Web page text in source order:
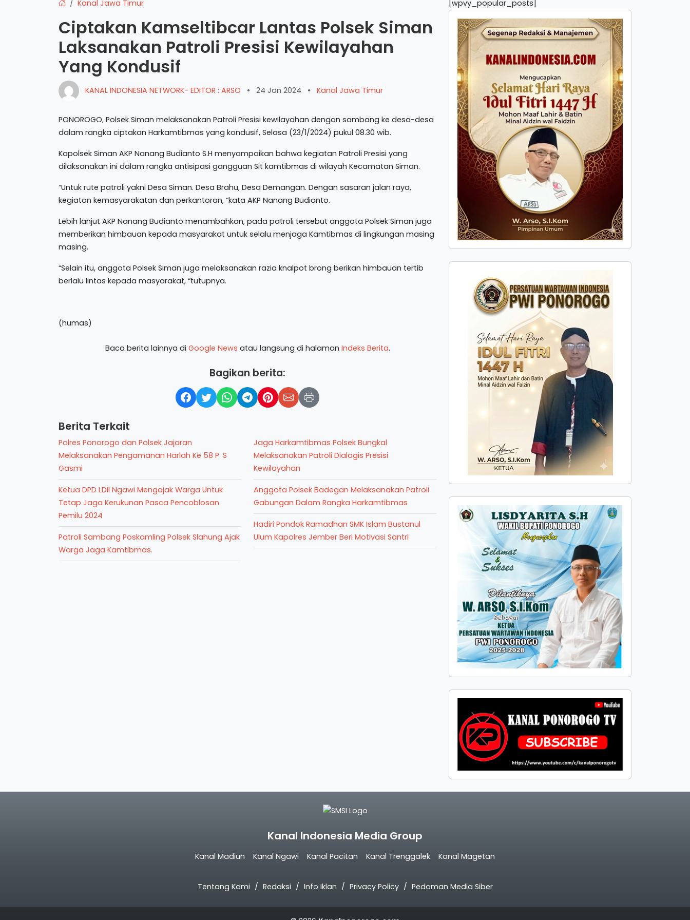
Kanal Jawa Timur
Ciptakan Kamseltibcar Lantas Polsek Siman
Laksanakan Patroli Presisi Kewilayahan
Yang Kondusif
KANAL INDONESIA NETWORK- EDITOR : ARSO • 24 Jan 2024 • Kanal Jawa Timur
PONOROGO, Polsek Siman melaksanakan Patroli Presisi kewilayahan dengan sambang ke desa-desa
dalam rangka ciptakan Harkamtibmas yang kondusif, Selasa (23/1/2024) pukul 08.30 wib.
Kapolsek Siman AKP Nanang Budianto S.H menyampaikan bahwa kegiatan Patroli Presisi yang
dilaksanakan ini dalam rangka antisipasi gangguan Sit kamtibmas di wilayah Kecamatan Siman.
“Untuk rute patroli yakni Desa Siman. Desa Brahu, Desa Demangan. Dengan sasaran jalan raya,
kegiatan kemasyarakatan dan perkantoran, “kata AKP Nanang Budianto.
Lebih lanjut AKP Nanang Budianto menambahkan, pada patroli tersebut anggota Polsek Siman juga
memberikan himbauan kepada masyarakat untuk selalu menjaga Kamtibmas di lingkungan masing
masing.
“Selain itu, anggota Polsek Siman juga melaksanakan razia knalpot brong berikan himbauan tertib
berlalu lintas kepada masyarakat, “tutupnya.
(humas)
Baca berita lainnya di Google News atau langsung di halaman Indeks Berita.
Bagikan berita:
Berita Terkait
Polres Ponorogo dan Polsek Jajaran
Melaksanakan Pengamanan Harlah Ke 58 P. S
Gasmi
Ketua DPD LDII Ngawi Mengajak Warga Untuk
Tetap Jaga Kerukunan Pasca Pencoblosan
Pemilu 2024
Patroli Sambang Poskamling Polsek Slahung Ajak
Warga Jaga Kamtibmas.
Jaga Harkamtibmas Polsek Bungkal
Melaksanakan Patroli Dialogis Presisi
Kewilayahan
Anggota Polsek Badegan Melaksanakan Patroli
Gabungan Dalam Rangka Harkamtibmas
Hadiri Pondok Ramadhan SMK Islam Bustanul
Ulum Kapolres Jember Beri Motivasi Santri
[wpvy_popular_posts]
Kanal Indonesia Media Group
Kanal Madiun Kanal Ngawi Kanal Pacitan Kanal Trenggalek Kanal Magetan
Tentang Kami Redaksi Info Iklan Privacy Policy Pedoman Media Siber